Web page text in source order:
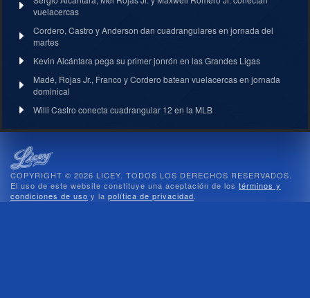
vuelacercas
Cordero, Castro y Anderson dan cuadrangulares en jornada del
martes
Kevin Alcántara pega su primer jonrón en las Grandes Ligas
Madé, Rojas Jr., Franco y Cordero batean vuelacercas en jornada
dominical
Willi Castro conecta cuadrangular 12 en la MLB
COPYRIGHT © 2026 LICEY. TODOS LOS DERECHOS RESERVADOS.
El uso de este website constituye una aceptación de los términos y
condiciones de uso y la política de privacidad